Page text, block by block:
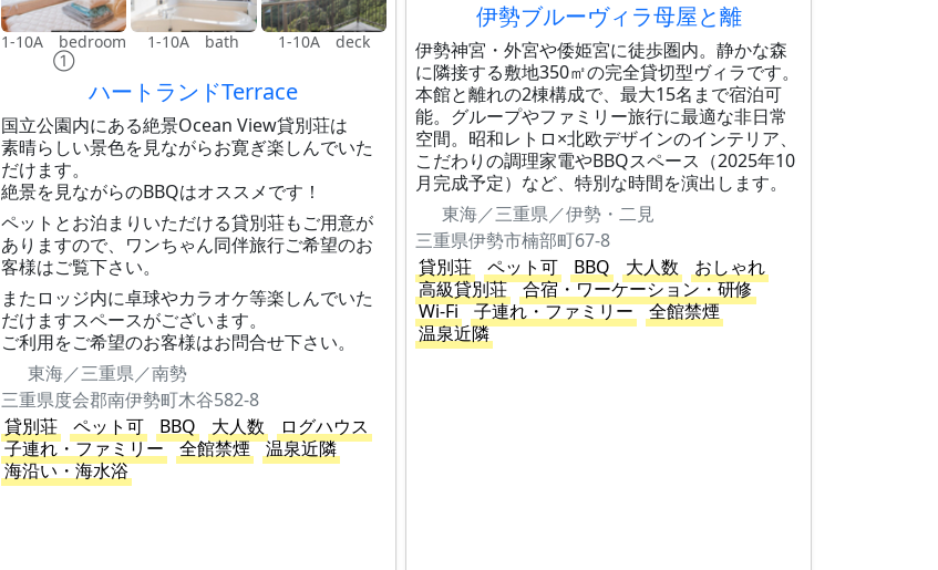
1-10A bedroom
①
1-10A bath 1-10A deck
ハートランドTerrace
国立公園内にある絶景Ocean View貸別荘は
素晴らしい景色を見ながらお寛ぎ楽しんでいた
だけます。
絶景を見ながらのBBQはオススメです！
ペットとお泊まりいただける貸別荘もご用意が
ありますので、ワンちゃん同伴旅行ご希望のお
客様はご覧下さい。
またロッジ内に卓球やカラオケ等楽しんでいた
だけますスペースがございます。
ご利用をご希望のお客様はお問合せ下さい。
東海／三重県／南勢
三重県度会郡南伊勢町木谷582-8
貸別荘
ペット可 BBQ 大人数
ログハウス
子連れ・ファミリー
全館禁煙
温泉近隣
海沿い・海水浴
伊勢ブルーヴィラ母屋と離
伊勢神宮・外宮や倭姫宮に徒歩圏内。静かな森
に隣接する敷地350㎡の完全貸切型ヴィラです。
本館と離れの2棟構成で、最大15名まで宿泊可
能。グループやファミリー旅行に最適な非日常
空間。昭和レトロ×北欧デザインのインテリア、
こだわりの調理家電やBBQスペース（2025年10
月完成予定）など、特別な時間を演出します。
東海／三重県／伊勢・二見
三重県伊勢市楠部町67-8
貸別荘
ペット可 BBQ 大人数
おしゃれ
高級貸別荘
合宿・ワーケーション・研修
Wi-Fi
子連れ・ファミリー
全館禁煙
温泉近隣